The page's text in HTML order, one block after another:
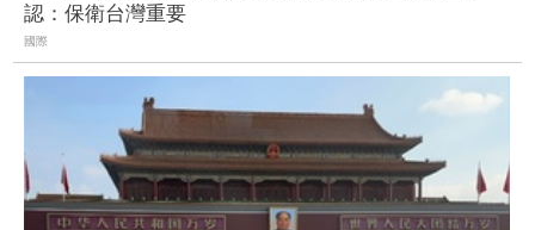
認：保衛台灣重要
國際